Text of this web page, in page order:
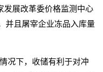
发展改革委价格监测中心
并且屠宰企业冻品入库量
况下，收储有利于对冲